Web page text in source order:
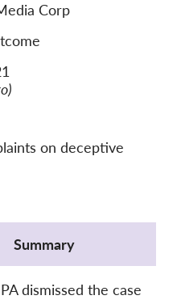
Corp
on deceptive
Summary
dismissed the case